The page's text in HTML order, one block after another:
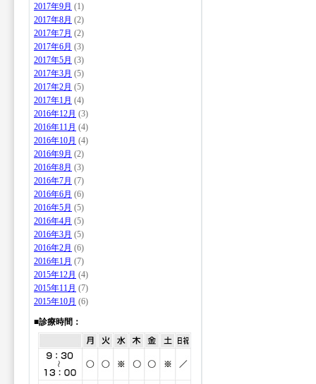
2017年9月 (1)
2017年8月 (2)
2017年7月 (2)
2017年6月 (3)
2017年5月 (3)
2017年3月 (5)
2017年2月 (5)
2017年1月 (4)
2016年12月 (3)
2016年11月 (4)
2016年10月 (4)
2016年9月 (2)
2016年8月 (3)
2016年7月 (7)
2016年6月 (6)
2016年5月 (5)
2016年4月 (5)
2016年3月 (5)
2016年2月 (6)
2016年1月 (7)
2015年12月 (4)
2015年11月 (7)
2015年10月 (6)
■診療時間：